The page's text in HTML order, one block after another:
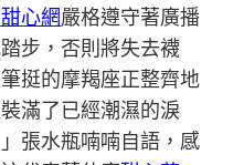
心網嚴格遵守著廣播
步，否則將失去襪
挺的摩羯座正整齊地
滿了已經潮濕的淚
張水瓶喃喃自語，感